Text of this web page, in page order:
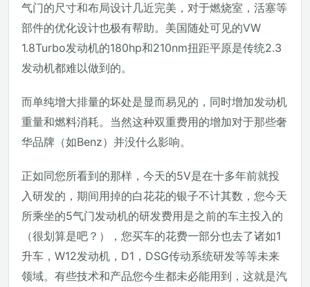
气门的尺寸和布局设计几近完美，对于燃烧室，活塞等
部件的优化设计也极有帮助。美国随处可见的VW
1.8Turbo发动机的180hp和210nm扭距平原是传统2.3
发动机都难以做到的。
而单纯增大排量的坏处是显而易见的，同时增加发动机
重量和燃料消耗。当然这种双重费用的增加对于那些奢
华品牌（如Benz）并没什么影响。
正如同您所看到的那样，今天的5V是在十多年前就投
入研发的，期间用掉的白花花的银子不计其数，您今天
所乘坐的5气门发动机的研发费用是之前的车主投入的
（很划算是吧？），您买车的花费一部分也去了诸如1
升车，W12发动机，D1，DSG传动系统研发等等未来
领域。有些技术和产品您今生都未必能用到，这就是汽